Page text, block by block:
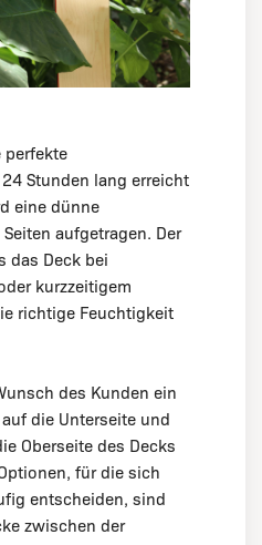
perfekte
Stunden lang erreicht
eine dünne
aufgetragen. Der
das Deck bei
kurzzeitigem
richtige Feuchtigkeit
des Kunden ein
die Unterseite und
Oberseite des Decks
für die sich
entscheiden, sind
zwischen der